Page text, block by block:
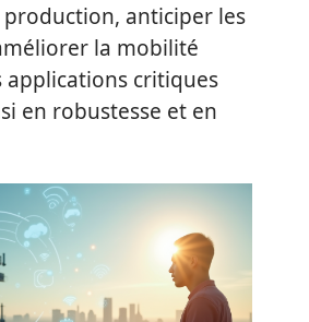
anticiper les
la mobilité
applications critiques
en robustesse et en